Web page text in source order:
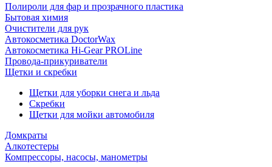
Полироли для фар и прозрачного пластика
Бытовая химия
Очистители для рук
Автокосметика DoctorWax
Автокосметика Hi-Gear PROLine
Провода-прикуриватели
Щетки и скребки
Щетки для уборки снега и льда
Скребки
Щетки для мойки автомобиля
Домкраты
Алкотестеры
Компрессоры, насосы, манометры